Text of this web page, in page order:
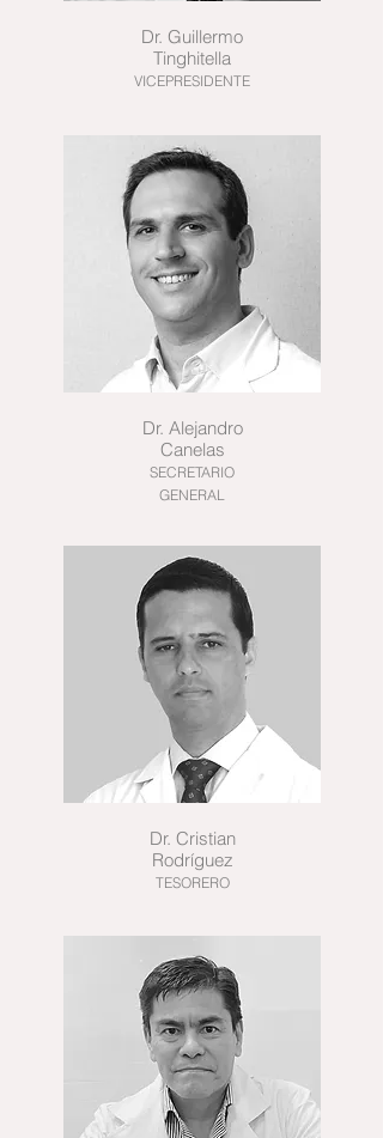
Dr. Guillermo
Tinghitella
VICEPRESIDENTE
Dr. Alejandro
Canelas
SECRETARIO
GENERAL
Dr. Cristian
Rodríguez
TESORERO